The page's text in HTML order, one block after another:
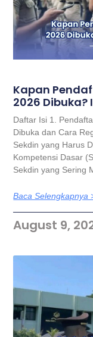
Kapan
2026 Dibuka?
Daftar Isi 1.
Dibuka dan Cara
Sekdin yang Harus
Kompetensi Dasar
Sekdin yang Sering
Baca Selengkapnya
August 9,